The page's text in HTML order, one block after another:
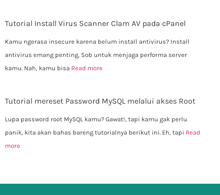
Tutorial Install Virus Scanner Clam AV pada cPanel
Kamu ngerasa insecure karena belum install antivirus? Install
antivirus emang penting, Sob untuk menjaga performa server
kamu. Nah, kamu bisa Read more
Tutorial mereset Password MySQL melalui akses Root
Lupa password root MySQL kamu? Gawat!, tapi kamu gak perlu
panik, kita akan bahas bareng tutorialnya berikut ini. Eh, tapi Read
more